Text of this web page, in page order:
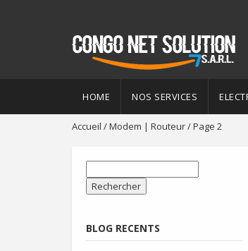
HOME NOS SERVICES
Accueil /Modem | Routeur/ Page 2
BLOG RECENTS